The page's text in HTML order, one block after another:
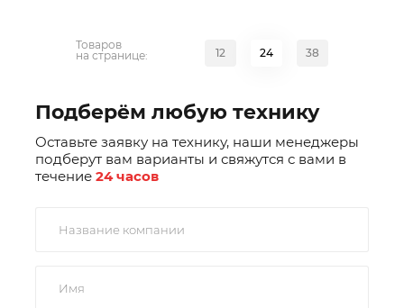
Товаров
на странице:
12 24 38
Подберём любую технику
Оставьте заявку на технику, наши менеджеры
подберут вам варианты и свяжутся с вами в
течение 24 часов